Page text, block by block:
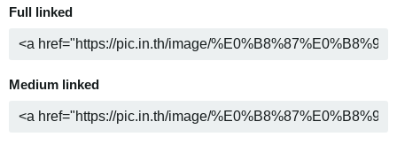
Full linked
Medium linked